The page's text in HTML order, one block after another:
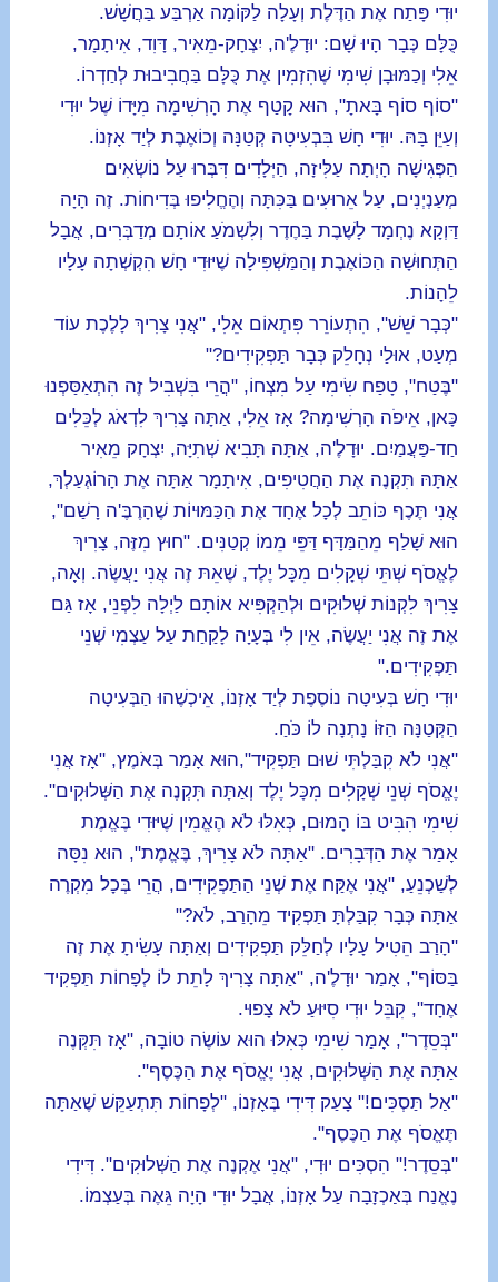
יוּדִי פָּתַח אֶת הַדֶּלֶת וְעָלָה לַקּוֹמָה אַרְבַּע בַּחֲשָׁשׁ.
כֻּלָּם כְּבָר הָיוּ שָׁם: יוּדָלֶ'ה, יִצְחָק-מֵאִיר, דָּוִד, אִיתָמָר,
אֵלִי וְכַמּוּבָן שִׁימִי שֶׁהִזְמִין אֶת כֻּלָּם בַּחֲבִיבוּת לְחַדְרוֹ.
"סוֹף סוֹף בָּאתָ", הוּא קָטַף אֶת הָרְשִׁימָה מִיָּדוֹ שֶׁל יוּדִי
וְעַיֵּן בָּהּ. יוּדִי חָשׁ בִּבְעִיטָה קְטַנָּה וְכוֹאֶבֶת לְיַד אָזְנוֹ.
הַפְּגִישָׁה הָיְתָה עַלִּיזָה, הַיְּלָדִים דִּבְּרוּ עַל נוֹשְׂאִים
מְעַנְיְנִים, עַל אֵרוּעִים בַּכִּתָּה וְהֶחֱלִיפוּ בְּדִיחוֹת. זֶה הָיָה
דַּוְקָא נֶחְמָד לָשֶׁבֶת בַּחֶדֶר וְלִשְׁמֹעַ אוֹתָם מְדַבְּרִים, אֲבָל
הַתְּחוּשָׁה הַכּוֹאֶבֶת וְהַמַּשְׁפִּילָה שֶׁיּוּדִי חָשׁ הִקְשְׁתָה עָלָיו
לֵהָנוֹת.
"כְּבָר שֵׁשׁ", הִתְעוֹרֵר פִּתְאוֹם אֵלִי, "אֲנִי צָרִיךְ לָלֶכֶת עוֹד
מְעַט, אוּלַי נְחָלֵק כְּבָר תַּפְקִידִים?"
"בֶּטַח", טָפַח שִׂימִי עַל מִצְחוֹ, "הֲרֵי בִּשְׁבִיל זֶה הִתְאַסַּפְנוּ
כָּאן, אֵיפֹה הָרְשִׁימָה? אָז אֵלִי, אַתָּה צָרִיךְ לִדְאֹג לְכֵּלִים
חַד-פַּעֲמַיִם. יוּדָלֶ'ה, אַתָּה תָּבִיא שְׁתִיָּה, יִצְחָק מֵאִיר
אַתָּהּ תִּקְנֶה אֶת הַחֲטִיפִים, אִיתָמָר אַתָּה אֶת הָרוֹגְעַלְךְ,
אֲנִי תֶּכֶף כּוֹתֵב לְכָל אֶחָד אֶת הַכַּמּוּיוֹת שֶׁהָרֶבֶּ'ה רָשַׁם",
הוּא שָׁלַף מֵהַמַּדָּף דַּפֵּי מֵמוֹ קְטַנִּים. "חוּץ מִזֶּה, צָרִיךְ
לֶאֱסֹף שְׁתֵּי שְׁקָלִים מִכָּל יֶלֶד, שֶׁאֵתּ זֶה אֲנִי יַעֲשֶׂה. וְאָה,
צָרִיךְ לִקְנוֹת שְׁלוּקִים וּלְהַקְפִּיא אוֹתָם לַיְלָה לִפְנֵי, אָז גַּם
אֶת זֶה אֲנִי יַעֲשֶׂה, אֵין לִי בְּעָיָה לָקַחַת עַל עַצְמִי שְׁנֵי
תַּפְקִידִים."
יוּדִי חָשׁ בְּעִיטָה נוֹסֶפֶת לְיַד אָזְנוֹ, אֵיכְשֶׁהוּ הַבְּעִיטָה
הַקְּטַנָּה הַזּוֹ נָתְנָה לוֹ כֹּחַ.
"אֲנִי לֹא קִבַּלְתִּי שׁוּם תַּפְקִיד",הוּא אָמַר בְּאֹמֶץ, "אָז אֲנִי
יֶאֱסֹף שְׁנֵי שְׁקָלִים מִכָּל יֶלֶד וְאַתָּה תִּקְנֶה אֶת הַשְּׁלוּקִים".
שִׁימִי הִבִּיט בּוֹ הָמוּם, כְּאִלּוּ לֹא הֶאֱמִין שֶׁיּוּדִי בֶּאֱמֶת
אָמַר אֶת הַדְּבָרִים. "אַתָּה לֹא צָרִיךְ, בֶּאֱמֶת", הוּא נִסָּה
לְשַׁכְנֵעַ, "אֲנִי אֶקַּח אֶת שְׁנֵי הַתַּפְקִידִים, הֲרֵי בְּכָל מִקְרֶה
אַתָּה כְּבָר קִבַּלְתָּ תַּפְקִיד מֵהָרַב, לֹא?"
"הָרַב הֵטִיל עָלָיו לְחַלֵּק תַּפְקִידִים וְאַתָּה עָשִׂיתָ אֶת זֶה
בַּסּוֹף", אָמַר יוּדָלֶ'ה, "אַתָּה צָרִיךְ לָתֵת לוֹ לְפָחוֹת תַּפְקִיד
אֶחָד", קִבֵּל יוּדִי סִיּוּעַ לֹא צָפוּי.
"בְּסֵדֶר", אָמַר שִׁימִי כְּאִלּוּ הוּא עוֹשֶׂה טוֹבָה, "אָז תִּקְּנֶה
אַתָּה אֶת הַשְּׁלוּקִים, אֲנִי יֶאֱסֹף אֶת הַכֶּסֶף".
"אַל תַּסְכִּים!" צָעַק דִּידִי בְּאָזְנוֹ, "לְפָחוֹת תִּתְעַקֵּשׁ שֶׁאַתָּה
תֶּאֱסֹף אֶת הַכֶּסֶף".
"בְּסֵדֶר!" הִסְכִּים יוּדִי, "אֲנִי אֶקְנֶה אֶת הַשְּׁלוּקִים". דִּידִי
נֶאֱנַח בְּאַכְזָבָה עַל אָזְנוֹ, אֲבָל יוּדִי הָיָה גֵּאֶה בְּעַצְמוֹ.